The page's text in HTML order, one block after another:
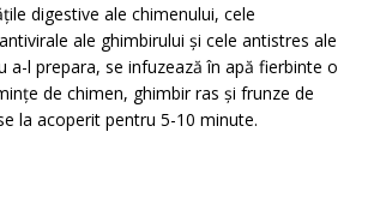
digestive ale chimenului, cele
ale ghimbirului și cele antistres ale
a-l prepara, se infuzează în apă fierbinte o
de chimen, ghimbir ras și frunze de
la acoperit pentru 5-10 minute.